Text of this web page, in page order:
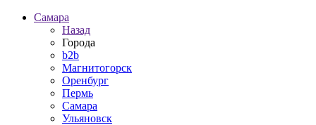
Самара
Назад
Города
b2b
Магнитогорск
Оренбург
Пермь
Самара
Ульяновск